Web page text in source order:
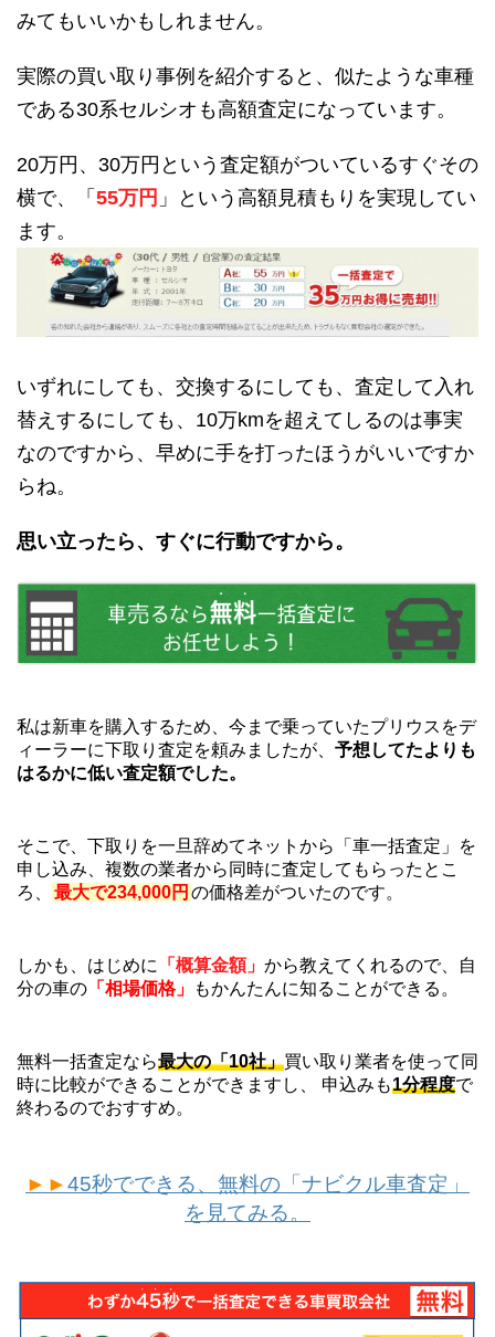
みてもいいかもしれません。
実際の買い取り事例を紹介すると、似たような車種
である30系セルシオも高額査定になっています。
20万円、30万円という査定額がついているすぐその
横で、「 55万円 」という高額見積もりを実現してい
ます。
いずれにしても、交換するにしても、査定して入れ
替えするにしても、10万kmを超えてしるのは事実
なのですから、早めに手を打ったほうがいいですか
らね。
思い立ったら、すぐに行動ですから。
私は新車を購入するため、今まで乗っていたプリウスをデ
ィーラーに下取り査定を頼みましたが、 予想してたよりも
はるかに低い査定額でした。
そこで、下取りを一旦辞めてネットから「車一括査定」を
申し込み、複数の業者から同時に査定してもらったとこ
ろ、
最大で234,000円 の価格差がついたのです。
しかも、はじめに 「概算金額」 から教えてくれるので、自
分の車の 「相場価格」 もかんたんに知ることができる。
無料一括査定なら最大の「10社」買い取り業者を使って同
時に比較ができることができますし、 申込みも1分程度で
終わるのでおすすめ。
►►45秒でできる、無料の「ナビクル車査定」
を見てみる。